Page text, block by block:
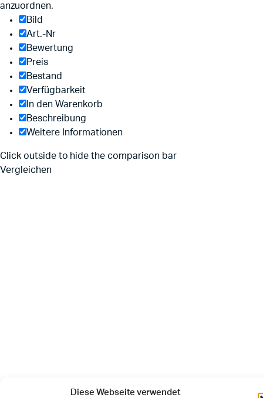
Diese Webseite verwendet
anzuordnen.
Bild
Art.-Nr
Bewertung
Preis
Bestand
Verfügbarkeit
In den Warenkorb
Beschreibung
Weitere Informationen
Click outside to hide the comparison bar
Vergleichen